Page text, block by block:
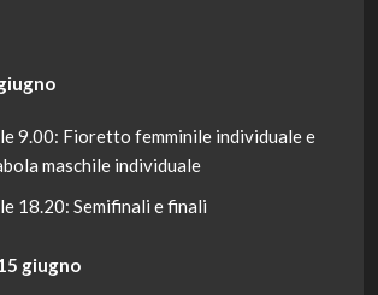
9.00: Fioretto femminile individuale e
maschile individuale
18.20: Semifinali e finali
giugno